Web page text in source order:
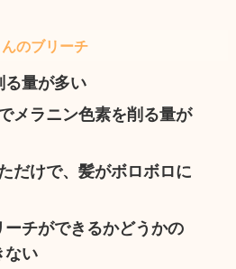
のブリーチ
る量が多い
メラニン色素を削る量が
だけで、髪がボロボロに
ーチができるかどうかの
ない